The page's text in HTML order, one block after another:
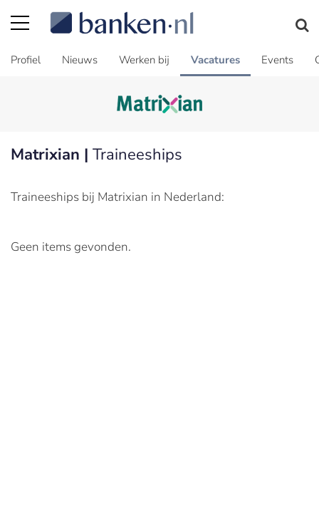
Profiel Nieuws Werken bij Vacatures Events
Matrixian | Traineeships
Traineeships bij Matrixian in Nederland:
Geen items gevonden.